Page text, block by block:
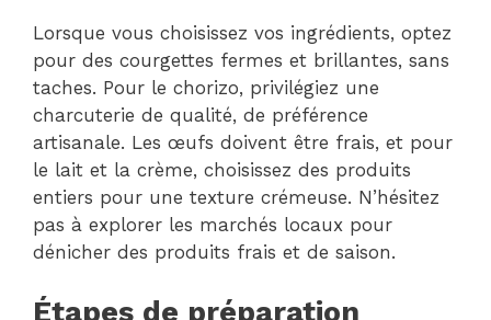
Lorsque vous choisissez vos ingrédients, optez
pour des courgettes fermes et brillantes, sans
taches. Pour le chorizo, privilégiez une
charcuterie de qualité, de préférence
artisanale. Les œufs doivent être frais, et pour
le lait et la crème, choisissez des produits
entiers pour une texture crémeuse. N’hésitez
pas à explorer les marchés locaux pour
dénicher des produits frais et de saison.
Étapes de préparation